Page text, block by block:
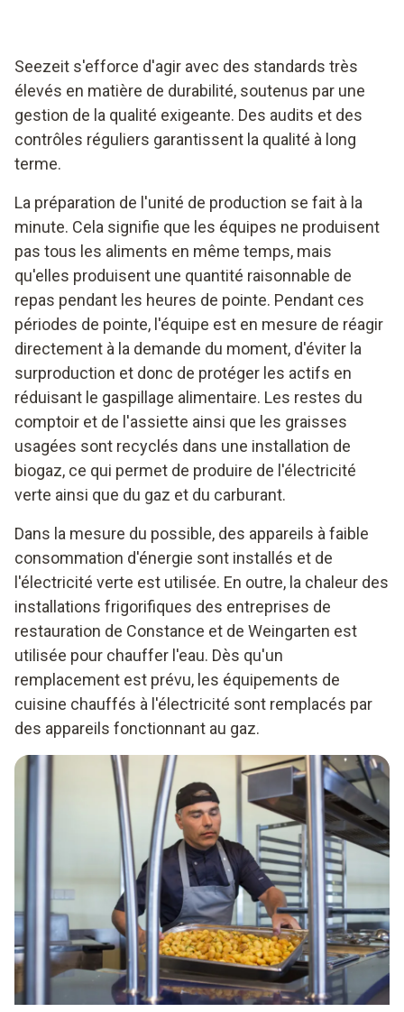
Seezeit s'efforce d'agir avec des standards très
élevés en matière de durabilité, soutenus par une
gestion de la qualité exigeante. Des audits et des
contrôles réguliers garantissent la qualité à long
terme.
La préparation de l'unité de production se fait à la
minute. Cela signifie que les équipes ne produisent
pas tous les aliments en même temps, mais
qu'elles produisent une quantité raisonnable de
repas pendant les heures de pointe. Pendant ces
périodes de pointe, l'équipe est en mesure de réagir
directement à la demande du moment, d'éviter la
surproduction et donc de protéger les actifs en
réduisant le gaspillage alimentaire. Les restes du
comptoir et de l'assiette ainsi que les graisses
usagées sont recyclés dans une installation de
biogaz, ce qui permet de produire de l'électricité
verte ainsi que du gaz et du carburant.
Dans la mesure du possible, des appareils à faible
consommation d'énergie sont installés et de
l'électricité verte est utilisée. En outre, la chaleur des
installations frigorifiques des entreprises de
restauration de Constance et de Weingarten est
utilisée pour chauffer l'eau. Dès qu'un
remplacement est prévu, les équipements de
cuisine chauffés à l'électricité sont remplacés par
des appareils fonctionnant au gaz.